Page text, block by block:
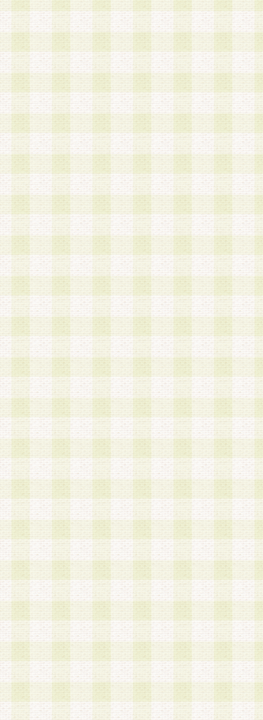
a.既に登録されている会員と同一のメールアドレ
録する場合
b.本サービスと同様のサービスを提供している企
業に従事していると思われる本人またはその家族
場合
c.その他当社が不適切と判断する場合
2.当社は、会員登録希望者を会員として承認する
した 場合、会員登録希望者による会員登録手続
による承認後の場合であっても、会員登録の取り
の抹消を、当社が適切と判 断する方法・手段に
とができるものとします。
3.会員登録希望者が18歳未満、成年被後見人、被
人 である場合は、親権者などの法定代理人の同
録を行うものとします。なお、義務教育学齢に該
者については、登録時に 当社が別途定める方法
権者による承認手続きを行うものとします。
第3条 会員の登録方法
1.会員登録手続きは、会員登録希望者本人が行う
る登録は一切認められないものとします。
2.会員登録希望者は、本規約に同意の後、当社指
画 面」において、当社が指定する必要事項を入
を行うものとします。当社は、会員登録を承認し
会員として本サービスを 受けるためのログイン
を付与します。
3.会員は、会員登録の際に申告する登録情報の全
いかなる虚偽の申告をも行ってはならないものと
4.会員は、複数のログインＩＤおよびパスワード
いものとします。
第4条 ログインIDおよびパスワードの管理
1.会員は、会員登録後、本サイト内にて本サービ
加する際には、前条に基づき当社から付与された
スワードを使用するものとします。
2.登録の際に当社が付与したログインIDおよびパ
の使用に関しては、全て会員本人がその責任を負
3.会員は、当社から付与されたログインIDおよび
貸与、名義変更、売買その他形態を問わず第三者
ならないものとします。
4.当社は、会員によるログインIDおよびパスワー
盗用など第三者の利用に伴う損害の発生について
き事由の有無、その他原因の如何を問わず、一切
のとします。